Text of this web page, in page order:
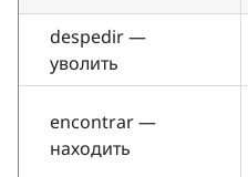
despedir —
уволить
encontrar —
находить